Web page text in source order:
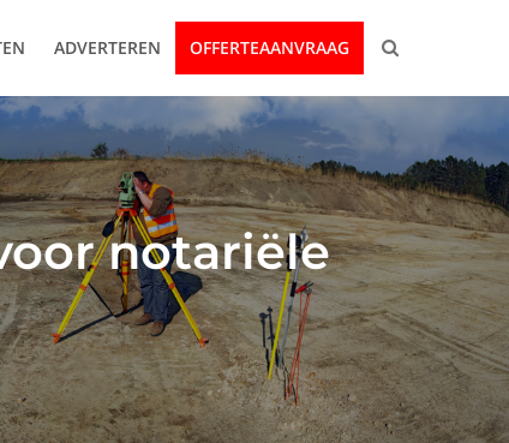
ADVERTEREN OFFERTEAANVRAAG
notariële